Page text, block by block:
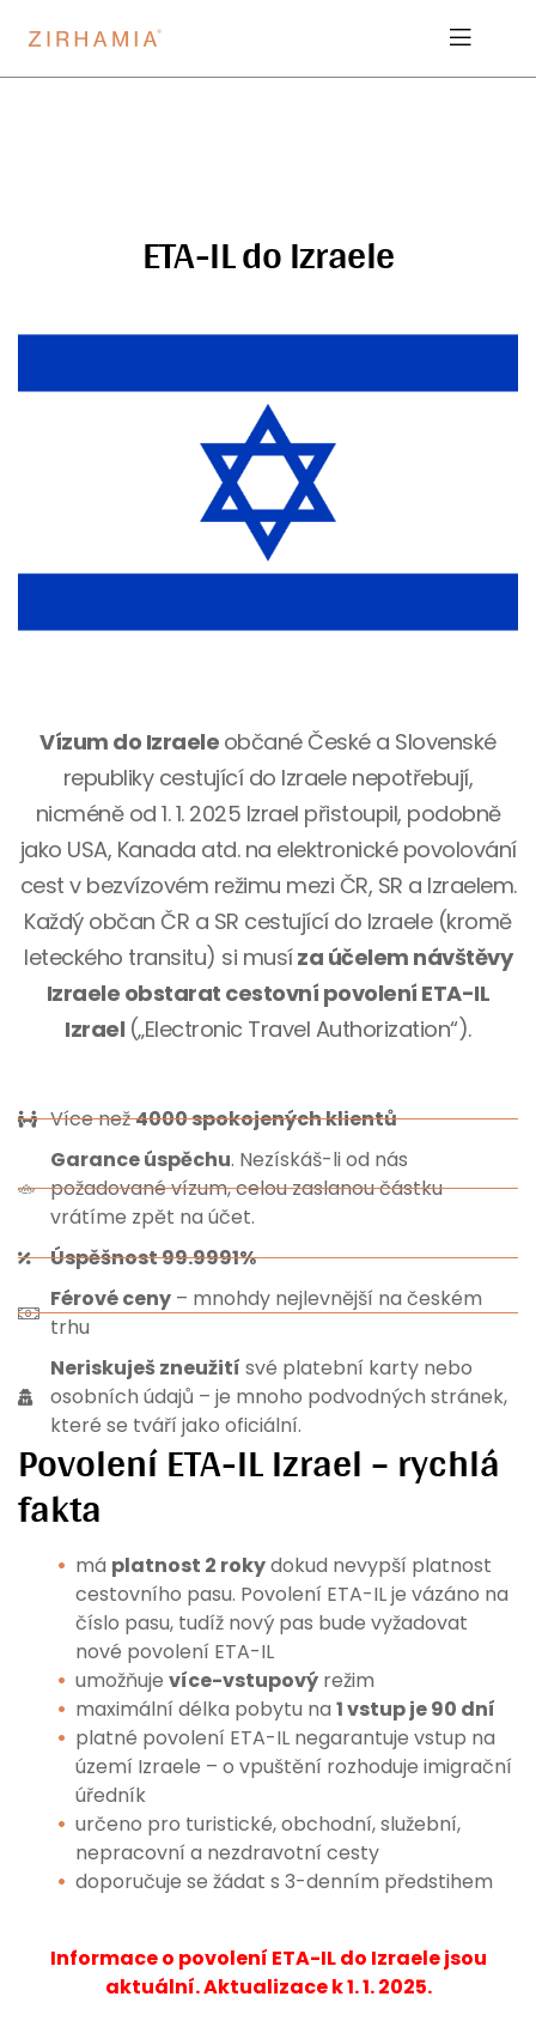
ETA-IL do Izraele
Vízum do Izraele občané České a Slovenské
republiky cestující do Izraele nepotřebují,
nicméně od 1. 1. 2025 Izrael přistoupil, podobně
jako USA, Kanada atd. na elektronické povolování
cest v bezvízovém režimu mezi ČR, SR a Izraelem.
Každý občan ČR a SR cestující do Izraele (kromě
leteckého transitu) si musíza účelem návštěvy
Izraele obstarat cestovní povolení ETA-IL
Izrael („Electronic Travel Authorization“).
Více než4000 spokojených klientů
Garance úspěchu. Nezískáš-li od nás
požadované vízum, celou zaslanou částku
vrátíme zpět na účet.
Úspěšnost 99.9991%
Férové ceny– mnohdy nejlevnější na českém
trhu
Neriskuješ zneužití své platební karty nebo
osobních údajů – je mnoho podvodných stránek,
které se tváří jako oficiální.
Povolení ETA-IL Izrael – rychlá
fakta
má platnost 2 rokydokud nevypší platnost
cestovního pasu. Povolení ETA-IL je vázáno na
číslo pasu, tudíž nový pas bude vyžadovat
nové povolení ETA-IL
umožňuje více-vstupový režim
maximální délka pobytu na 1 vstup je 90 dní
platné povolení ETA-IL negarantuje vstup na
území Izraele – o vpuštění rozhoduje imigrační
úředník
určeno pro turistické, obchodní, služební,
nepracovní a nezdravotní cesty
doporučuje se žádat s 3-denním předstihem
Informace o povolení ETA-IL do Izraele jsou
aktuální. Aktualizace k 1. 1. 2025.